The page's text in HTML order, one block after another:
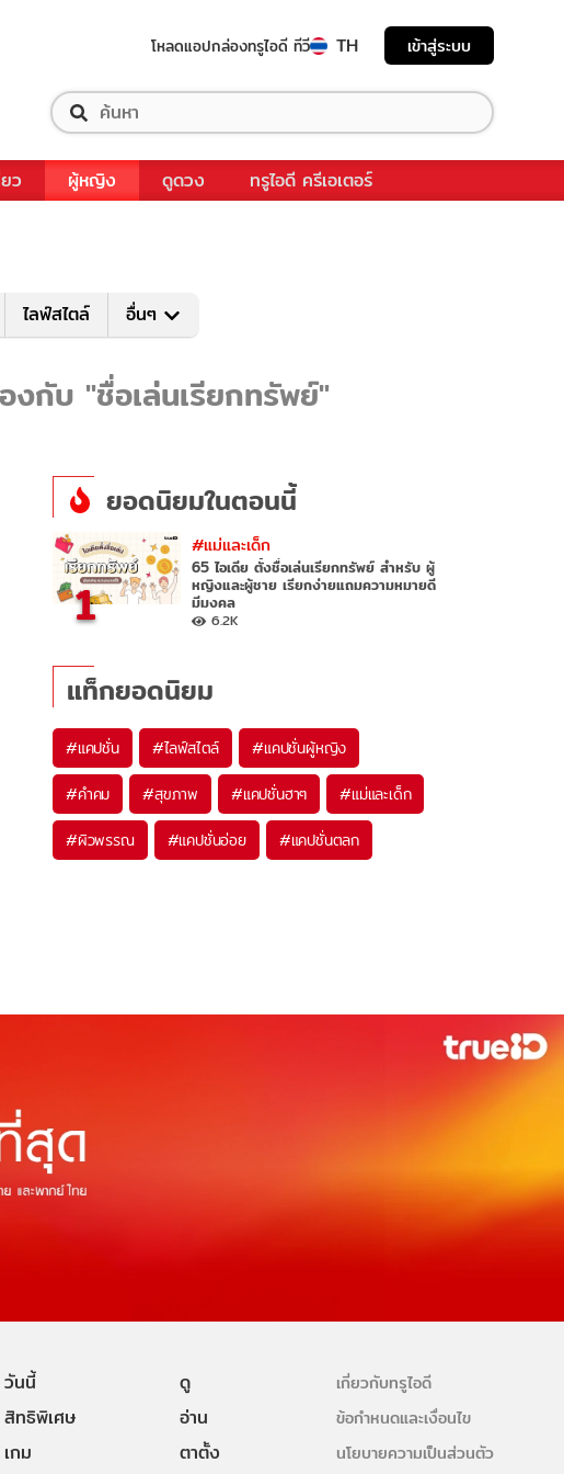
โหลดแอปกล่องทรูไอดี ทีวี TH เข้าสู่ระบบ
ว ผู้หญิง ดูดวง ทรูไอดี ครีเอเตอร์
ไลฟ์สไตล์ อื่นๆ
กับ "ชื่อเล่นเรียกทรัพย์"
ยอดนิยมในตอนนี้
1
#แม่และเด็ก
65 ไอเดีย ตั้งชื่อเล่นเรียกทรัพย์ สำหรับ ผู้
หญิงและผู้ชาย เรียกง่ายแถมความหมายดี
มีมงคล
6.2K
แท็กยอดนิยม
#แคปชั่น #ไลฟ์สไตล์ #แคปชั่นผู้หญิง
#คำคม #สุขภาพ #แคปชั่นฮาๆ #แม่และเด็ก
#ผิวพรรณ #แคปชั่นอ่อย #แคปชั่นตลก
วันนี้
ดู
สิทธิพิเศษ
อ่าน
เกม
ตาตั้ง
เกี่ยวกับทรูไอดี
ข้อกำหนดและเงื่อนไข
นโยบายความเป็นส่วนตัว